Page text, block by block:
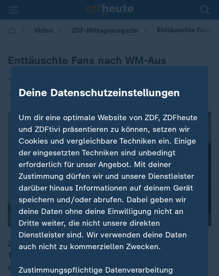
Video ZDF-Mittagsmagazin Enttäuschte Fans
Enttäuschte Fans nach WM-Aus
von R. Leskovar | A. Eschment | A. Kapinos
30.06.2026 | 12:00
Zum dritten Mal in Folge müssen die Männer des DFB-
Teams früh von einer Weltmeisterschaft abreisen. Bis
zuletzt hatten die Fans auf ein Wunder gehofft.
Deine Datenschutzeinstellungen
Um dir eine optimale Website von ZDF, ZDFheute
und ZDFtivi präsentieren zu können, setzen wir
Cookies und vergleichbare Techniken ein. Einige
der eingesetzten Techniken sind unbedingt
erforderlich für unser Angebot. Mit deiner
Zustimmung dürfen wir und unsere Dienstleister
darüber hinaus Informationen auf deinem Gerät
speichern und/oder abrufen. Dabei geben wir
deine Daten ohne deine Einwilligung nicht an
Dritte weiter, die nicht unsere direkten
Dienstleister sind. Wir verwenden deine Daten
auch nicht zu kommerziellen Zwecken.
Zustimmungspflichtige Datenverarbeitung